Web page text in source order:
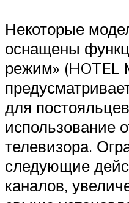
Некоторые
оснащены
режим» (HOTEL
для
использование
телевизора.
следующие
каналов,